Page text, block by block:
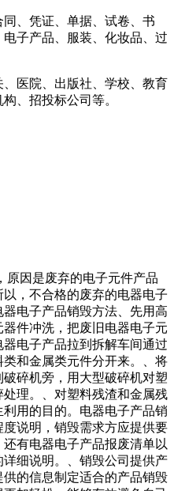
、凭证、单据、试卷、书
子产品、服装、化妆品、过
医院、出版社、学校、教育
、招投标公司等。
原因是废弃的电子元件产品
，不合格的废弃的电器电子
电子产品销毁方法、先用高
件冲洗，把废旧电器电子元
电子产品拉到拆解车间通过
和金属类元件分开来。、将
碎机旁，用大型破碎机对塑
理。、对塑料残渣和金属残
用的目的。电器电子产品销
说明，销毁需求方应提供要
有电器电子产品报废清单以
细说明。、销毁公司提供产
的信息制定适合的产品销毁